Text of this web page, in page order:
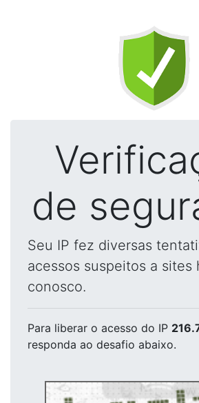
de
Seu IP fez diversas
acessos suspeitos a sites
conosco.
Para liberar o acesso do IP
responda ao desafio abaixo.